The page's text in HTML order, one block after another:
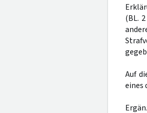
(BL.
Auf
eines